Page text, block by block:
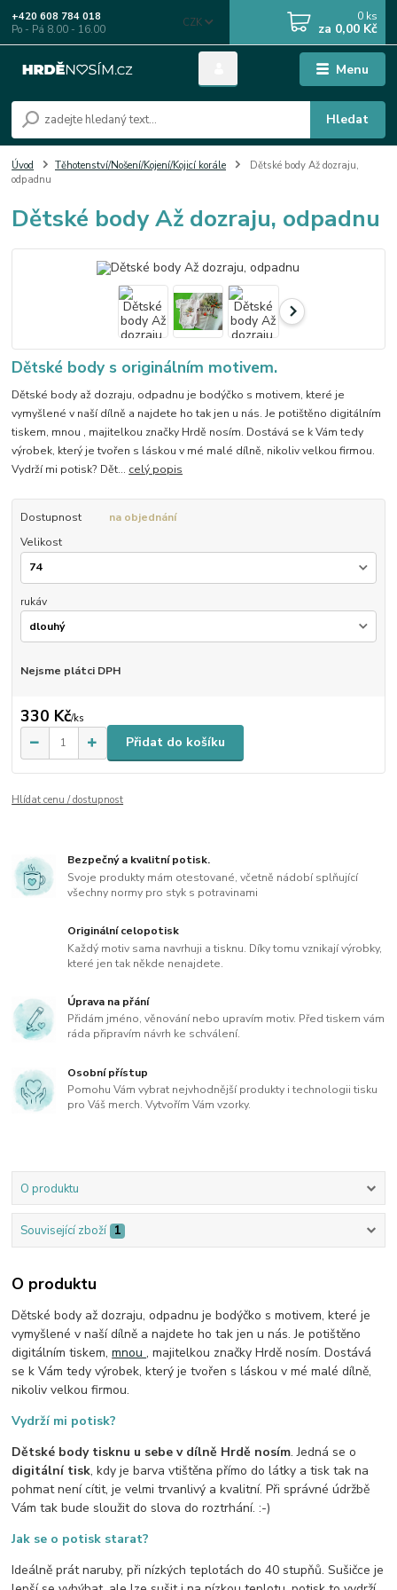
Menu
CZK
Hledat
+420 608 784 018
Po - Pá 8.00 - 16.00
0 ks
za 0,00 Kč
Úvod Těhotenství/Nošení/Kojení/Kojicí korále
Dětské body Až dozraju,
odpadnu
Dětské body Až dozraju, odpadnu
Dětské body s originálním motivem.
Dětské body až dozraju, odpadnu je bodýčko s motivem, které je
vymyšlené v naší dílně a najdete ho tak jen u nás. Je potištěno digitálním
tiskem, mnou , majitelkou značky Hrdě nosím. Dostává se k Vám tedy
výrobek, který je tvořen s láskou v mé malé dílně, nikoliv velkou firmou.
Vydrží mi potisk? Dět... celý popis
Dostupnost
na objednání
Velikost
rukáv
Nejsme plátci DPH
330 Kč/ks
Přidat do košíku
Hlídat cenu / dostupnost
Bezpečný a kvalitní potisk.
Svoje produkty mám otestované, včetně nádobí splňující
všechny normy pro styk s potravinami
Originální celopotisk
Každý motiv sama navrhuji a tisknu. Díky tomu vznikají výrobky,
které jen tak někde nenajdete.
Úprava na přání
Přidám jméno, věnování nebo upravím motiv. Před tiskem vám
ráda připravím návrh ke schválení.
Osobní přístup
Pomohu Vám vybrat nejvhodnější produkty i technologii tisku
pro Váš merch. Vytvořím Vám vzorky.
O produktu
Související zboží 1
O produktu
Dětské body až dozraju, odpadnu je bodýčko s motivem, které je
vymyšlené v naší dílně a najdete ho tak jen u nás. Je potištěno
digitálním tiskem,mnou, majitelkou značky Hrdě nosím. Dostává
se k Vám tedy výrobek, který je tvořen s láskou v mé malé dílně,
nikoliv velkou firmou.
Vydrží mi potisk?
Dětské body tisknu u sebe v dílně Hrdě nosím. Jedná se o
digitální tisk, kdy je barva vtištěna přímo do látky a tisk tak na
pohmat není cítit, je velmi trvanlivý a kvalitní. Při správné údržbě
Vám tak bude sloužit do slova do roztrhání. :-)
Jak se o potisk starat?
Ideálně prát naruby, při nízkých teplotách do 40 stupňů. Sušičce je